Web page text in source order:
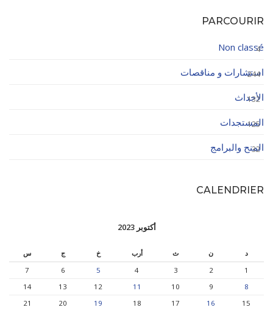
PARCOURIR
Non classé
4
استشارات و مناقصات
244
الأحداث
132
المستجدات
125
المنح والبرامج
32
CALENDRIER
أكتوبر 2023
د ن ث أرب خ ج
س
1
2
3
4
5
6
7
8
9
10
11
12
13
14
15
16
17
18
19
20
21